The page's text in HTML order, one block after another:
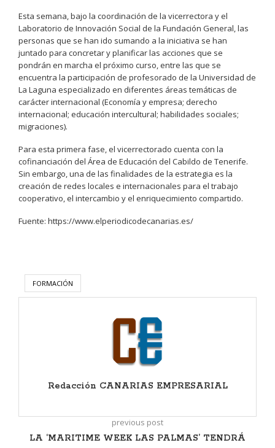
Esta semana, bajo la coordinación de la vicerrectora y el
Laboratorio de Innovación Social de la Fundación General, las
personas que se han ido sumando a la iniciativa se han
juntado para concretar y planificar las acciones que se
pondrán en marcha el próximo curso, entre las que se
encuentra la participación de profesorado de la Universidad de
La Laguna especializado en diferentes áreas temáticas de
carácter internacional (Economía y empresa; derecho
internacional; educación intercultural; habilidades sociales;
migraciones).
Para esta primera fase, el vicerrectorado cuenta con la
cofinanciación del Área de Educación del Cabildo de Tenerife.
Sin embargo, una de las finalidades de la estrategia es la
creación de redes locales e internacionales para el trabajo
cooperativo, el intercambio y el enriquecimiento compartido.
Fuente: https://www.elperiodicodecanarias.es/
FORMACIÓN
Redacción CANARIAS EMPRESARIAL
previous post
LA ‘MARITIME WEEK LAS PALMAS’ TENDRÁ